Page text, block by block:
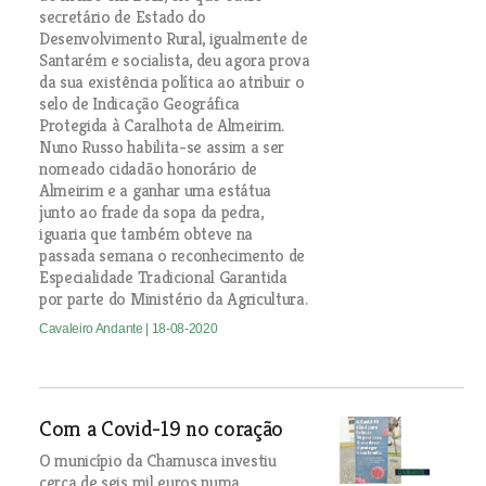
secretário de Estado do
Desenvolvimento Rural, igualmente de
Santarém e socialista, deu agora prova
da sua existência política ao atribuir o
selo de Indicação Geográfica
Protegida à Caralhota de Almeirim.
Nuno Russo habilita-se assim a ser
nomeado cidadão honorário de
Almeirim e a ganhar uma estátua
junto ao frade da sopa da pedra,
iguaria que também obteve na
passada semana o reconhecimento de
Especialidade Tradicional Garantida
por parte do Ministério da Agricultura.
Cavaleiro Andante | 18-08-2020
Com a Covid-19 no coração
O município da Chamusca investiu